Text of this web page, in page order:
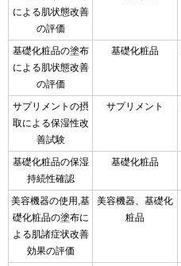
による肌状態改善
の評価
基礎化粧品の塗布
による肌状態改善
の評価
基礎化粧品
サプリメントの摂
取による保湿性改
善試験
サプリメント
基礎化粧品の保湿
持続性確認
基礎化粧品
美容機器の使用,基
礎化粧品の塗布に
よる肌諸症状改善
効果の評価
美容機器、基礎化
粧品